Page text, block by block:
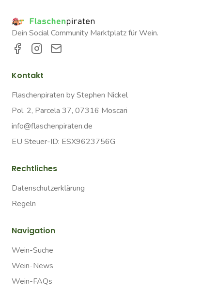
Dein Social Community Marktplatz für Wein.
Kontakt
Flaschenpiraten by Stephen Nickel
Pol. 2, Parcela 37, 07316 Moscari
info@flaschenpiraten.de
EU Steuer-ID: ESX9623756G
Rechtliches
Datenschutzerklärung
Regeln
Navigation
Wein-Suche
Wein-News
Wein-FAQs